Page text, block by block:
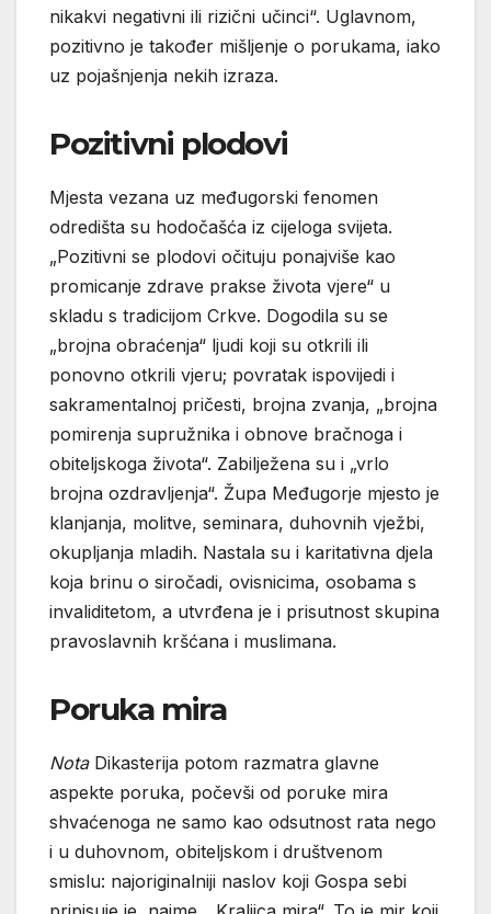
nikakvi negativni ili rizični učinci“. Uglavnom,
pozitivno je također mišljenje o porukama, iako
uz pojašnjenja nekih izraza.
Pozitivni plodovi
Mjesta vezana uz međugorski fenomen
odredišta su hodočašća iz cijeloga svijeta.
„Pozitivni se plodovi očituju ponajviše kao
promicanje zdrave prakse života vjere“ u
skladu s tradicijom Crkve. Dogodila su se
„brojna obraćenja“ ljudi koji su otkrili ili
ponovno otkrili vjeru; povratak ispovijedi i
sakramentalnoj pričesti, brojna zvanja, „brojna
pomirenja supružnika i obnove bračnoga i
obiteljskoga života“. Zabilježena su i „vrlo
brojna ozdravljenja“. Župa Međugorje mjesto je
klanjanja, molitve, seminara, duhovnih vježbi,
okupljanja mladih. Nastala su i karitativna djela
koja brinu o siročadi, ovisnicima, osobama s
invaliditetom, a utvrđena je i prisutnost skupina
pravoslavnih kršćana i muslimana.
Poruka mira
NotaDikasterija potom razmatra glavne
aspekte poruka, počevši od poruke mira
shvaćenoga ne samo kao odsutnost rata nego
i u duhovnom, obiteljskom i društvenom
smislu: najoriginalniji naslov koji Gospa sebi